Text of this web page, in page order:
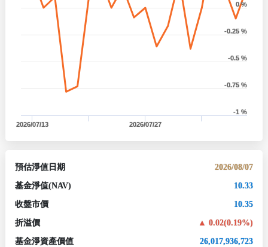
2026/07/13 2026/07/27
-1 %
-0.75 %
-0.5 %
-0.25 %
0 %
預估淨值日期 2026/08/07
基金淨值(NAV) 10.33
收盤市價 10.35
折溢價 0.02(0.19%)
基金淨資產價值 26,017,936,723